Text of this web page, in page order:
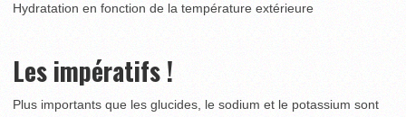
Hydratation en fonction de la température extérieure
Les impératifs !
Plus importants que les glucides, le sodium et le potassium sont